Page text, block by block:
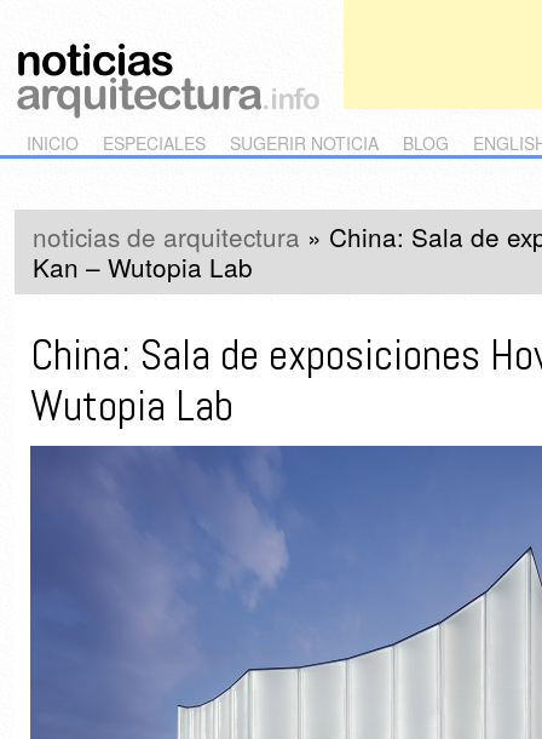
Main menu
Skip to primary content
Skip to secondary content
INICIO ESPECIALES SUGERIR NOTICIA BLOG
noticias de arquitectura » China: Sala de
Kan – Wutopia Lab
China: Sala de exposiciones
Wutopia Lab